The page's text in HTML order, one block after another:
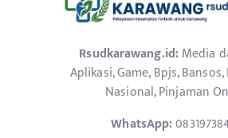
Rsudkarawang.id:Media
Aplikasi, Game, Bpjs,
Nasional, Pinjaman
WhatsApp: